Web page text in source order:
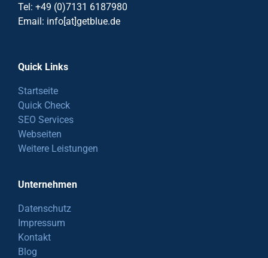
Tel: +49 (0)7131 6187980
Email: info[at]getblue.de
Quick Links
Startseite
Quick Check
SEO Services
Webseiten
Weitere Leistungen
Unternehmen
Datenschutz
Impressum
Kontakt
Blog